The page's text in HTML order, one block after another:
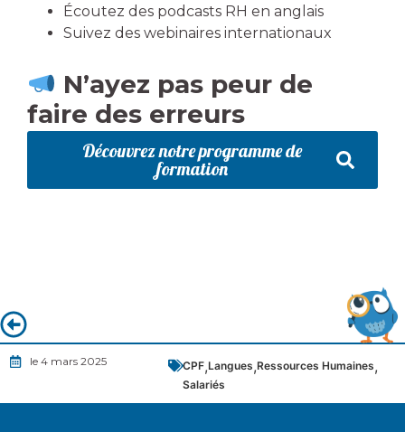
Écoutez des podcasts RH en anglais
Suivez des webinaires internationaux
N’ayez pas peur de
faire des erreurs
Découvrez notre programme de
formation
le 4 mars 2025 CPF,Langues,Ressources Humaines,
Salariés